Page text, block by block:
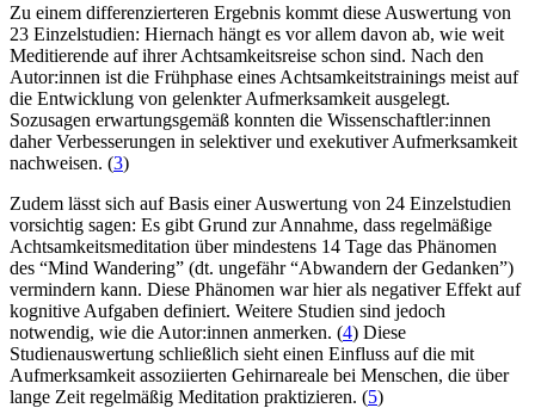
Zu einem differenzierteren Ergebnis kommt diese Auswertung von
23 Einzelstudien: Hiernach hängt es vor allem davon ab, wie weit
Meditierende auf ihrer Achtsamkeitsreise schon sind. Nach den
Autor:innen ist die Frühphase eines Achtsamkeitstrainings meist auf
die Entwicklung von gelenkter Aufmerksamkeit ausgelegt.
Sozusagen erwartungsgemäß konnten die Wissenschaftler:innen
daher Verbesserungen in selektiver und exekutiver Aufmerksamkeit
nachweisen. (3)
Zudem lässt sich auf Basis einer Auswertung von 24 Einzelstudien
vorsichtig sagen: Es gibt Grund zur Annahme, dass regelmäßige
Achtsamkeitsmeditation über mindestens 14 Tage das Phänomen
des “Mind Wandering” (dt. ungefähr “Abwandern der Gedanken”)
vermindern kann. Diese Phänomen war hier als negativer Effekt auf
kognitive Aufgaben definiert. Weitere Studien sind jedoch
notwendig, wie die Autor:innen anmerken. (4) Diese
Studienauswertung schließlich sieht einen Einfluss auf die mit
Aufmerksamkeit assoziierten Gehirnareale bei Menschen, die über
lange Zeit regelmäßig Meditation praktizieren. (5)